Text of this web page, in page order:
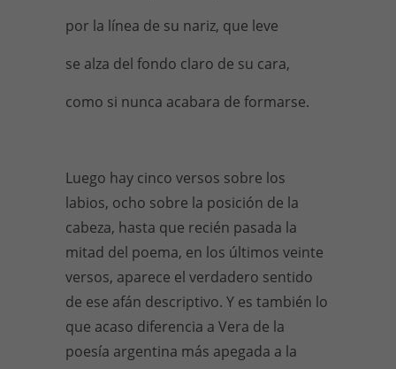
por la línea de su nariz, que leve
se alza del fondo claro de su cara,
como si nunca acabara de formarse.
Luego hay cinco versos sobre los
labios, ocho sobre la posición de la
cabeza, hasta que recién pasada la
mitad del poema, en los últimos veinte
versos, aparece el verdadero sentido
de ese afán descriptivo. Y es también lo
que acaso diferencia a Vera de la
poesía argentina más apegada a la